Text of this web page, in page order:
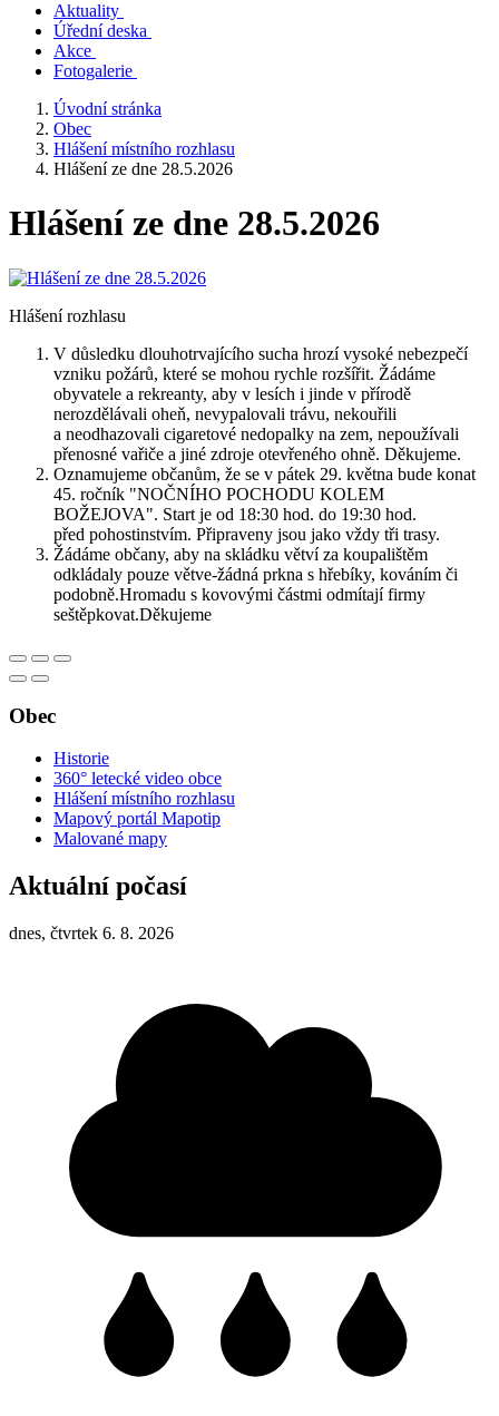
Aktuality
Úřední deska
Akce
Fotogalerie
Úvodní stránka
Obec
Hlášení místního rozhlasu
Hlášení ze dne 28.5.2026
Hlášení ze dne 28.5.2026
Hlášení rozhlasu
V důsledku dlouhotrvajícího sucha hrozí vysoké nebezpečí
vzniku požárů, které se mohou rychle rozšířit. Žádáme
obyvatele a rekreanty, aby v lesích i jinde v přírodě
nerozdělávali oheň, nevypalovali trávu, nekouřili
a neodhazovali cigaretové nedopalky na zem, nepoužívali
přenosné vařiče a jiné zdroje otevřeného ohně. Děkujeme.
Oznamujeme občanům, že se v pátek 29. května bude konat
45. ročník "NOČNÍHO POCHODU KOLEM
BOŽEJOVA". Start je od 18:30 hod. do 19:30 hod.
před pohostinstvím. Připraveny jsou jako vždy tři trasy.
Žádáme občany, aby na skládku větví za koupalištěm
odkládaly pouze větve-žádná prkna s hřebíky, kováním či
podobně.Hromadu s kovovými částmi odmítají firmy
seštěpkovat.Děkujeme
Obec
Historie
360° letecké video obce
Hlášení místního rozhlasu
Mapový portál Mapotip
Malované mapy
Aktuální počasí
dnes, čtvrtek 6. 8. 2026